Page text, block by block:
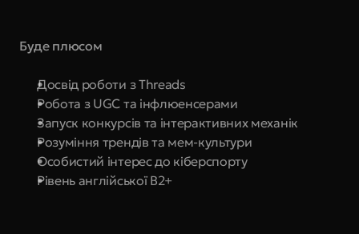
Буде плюсом
Досвід роботи з Threads
Робота з UGC та інфлюенсерами
Запуск конкурсів та інтерактивних механік
Розуміння трендів та мем-культури
Особистий інтерес до кіберспорту
Рівень англійської B2+